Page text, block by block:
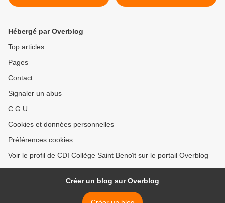
Hébergé par Overblog
Top articles
Pages
Contact
Signaler un abus
C.G.U.
Cookies et données personnelles
Préférences cookies
Voir le profil de CDI Collège Saint Benoît sur le portail Overblog
Créer un blog sur Overblog